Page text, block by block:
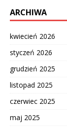
ARCHIWA
kwiecień 2026
styczeń 2026
grudzień 2025
listopad 2025
czerwiec 2025
maj 2025